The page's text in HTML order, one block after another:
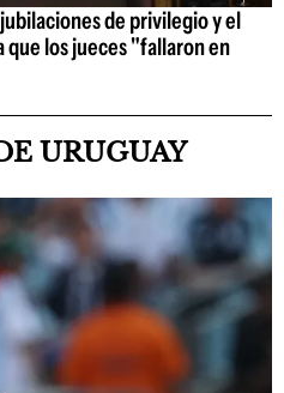
de privilegio y el
los jueces "fallaron en
URUGUAY